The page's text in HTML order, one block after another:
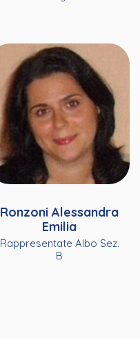
Ronzoni Alessandra
Emilia
Rappresentate Albo Sez.
B